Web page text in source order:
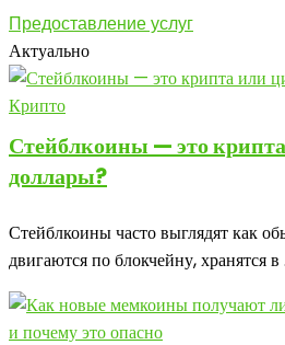
Предоставление услуг
Актуально
Крипто
Стейблкоины — это
доллары?
Стейблкоины часто выглядят как
двигаются по блокчейну, хранятся в